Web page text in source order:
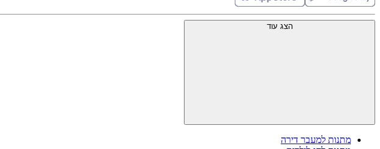
הצג עוד
מתנות למעבר דירה